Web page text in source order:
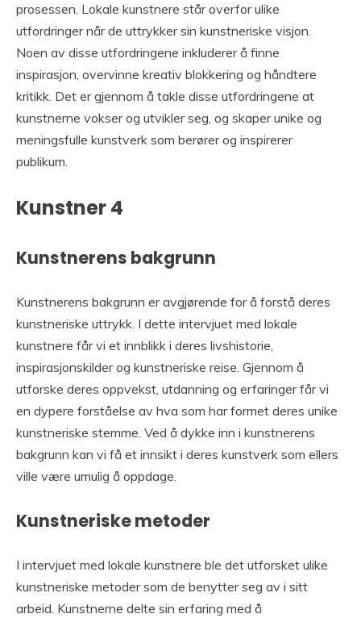
prosessen. Lokale kunstnere står overfor ulike
utfordringer når de uttrykker sin kunstneriske visjon.
Noen av disse utfordringene inkluderer å finne
inspirasjon, overvinne kreativ blokkering og håndtere
kritikk. Det er gjennom å takle disse utfordringene at
kunstnerne vokser og utvikler seg, og skaper unike og
meningsfulle kunstverk som berører og inspirerer
publikum.
Kunstner 4
Kunstnerens bakgrunn
Kunstnerens bakgrunn er avgjørende for å forstå deres
kunstneriske uttrykk. I dette intervjuet med lokale
kunstnere får vi et innblikk i deres livshistorie,
inspirasjonskilder og kunstneriske reise. Gjennom å
utforske deres oppvekst, utdanning og erfaringer får vi
en dypere forståelse av hva som har formet deres unike
kunstneriske stemme. Ved å dykke inn i kunstnerens
bakgrunn kan vi få et innsikt i deres kunstverk som ellers
ville være umulig å oppdage.
Kunstneriske metoder
I intervjuet med lokale kunstnere ble det utforsket ulike
kunstneriske metoder som de benytter seg av i sitt
arbeid. Kunstnerne delte sin erfaring med å